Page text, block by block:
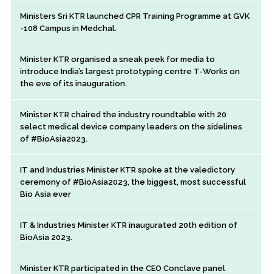
Ministers Sri KTR launched CPR Training Programme at GVK
-108 Campus in Medchal.
Minister KTR organised a sneak peek for media to
introduce India’s largest prototyping centre T-Works on
the eve of its inauguration.
Minister KTR chaired the industry roundtable with 20
select medical device company leaders on the sidelines
of #BioAsia2023.
IT and Industries Minister KTR spoke at the valedictory
ceremony of #BioAsia2023, the biggest, most successful
Bio Asia ever
IT & Industries Minister KTR inaugurated 20th edition of
BioAsia 2023.
Minister KTR participated in the CEO Conclave panel